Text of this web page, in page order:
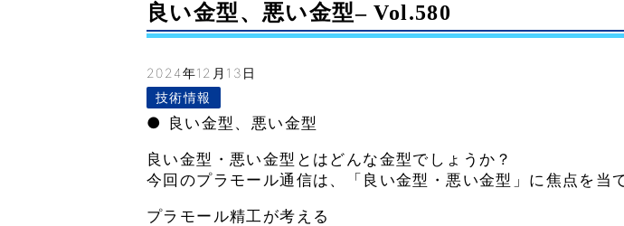
良い金型、悪い金型– Vol.580
2024年12月13日
技術情報
● 良い金型、悪い金型
良い金型・悪い金型とはどんな金型でしょうか？
今回のプラモール通信は、「良い金型・悪い金型」に焦点を当
プラモール精工が考える